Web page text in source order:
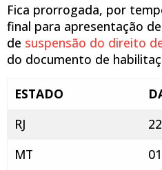
Fica prorrogada, por
final para apresentação
de suspensão do direito
do documento de
ESTADO
RJ
MT